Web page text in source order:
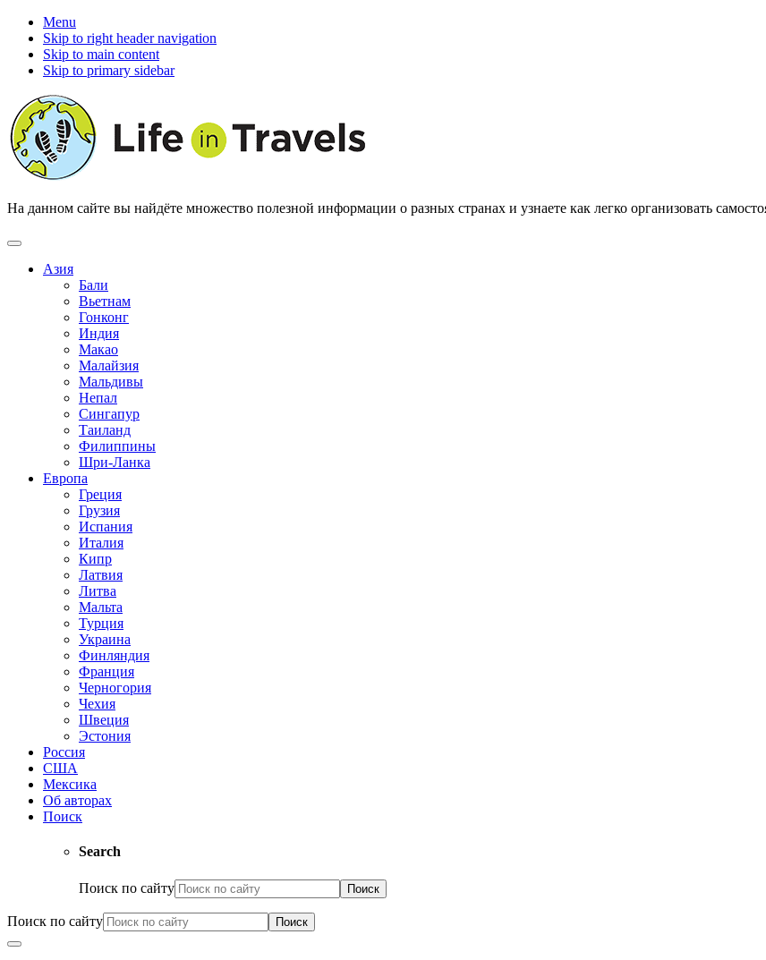
Menu
Skip to right header navigation
Skip to main content
Skip to primary sidebar
На данном сайте вы найдёте множество полезной информации о разных странах и узнаете как легко организовать
Азия
Бали
Вьетнам
Гонконг
Индия
Макао
Малайзия
Мальдивы
Непал
Сингапур
Таиланд
Филиппины
Шри-Ланка
Европа
Греция
Грузия
Испания
Италия
Кипр
Латвия
Литва
Мальта
Турция
Украина
Финляндия
Франция
Черногория
Чехия
Швеция
Эстония
Россия
США
Мексика
Об авторах
Поиск
Search
Поиск по сайту
Поиск по сайту